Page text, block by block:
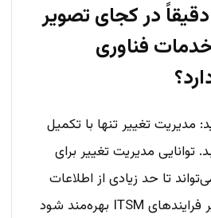
در کجای تصویر
فناوری
مدیریت تغییر تنها با تکمیل
توانایی مدیریت تغییر برای
تا حد زیادی از اطلاعات
جمع‌آوری‌شده در سایر فرایندهای ITSM بهره‌مند شود